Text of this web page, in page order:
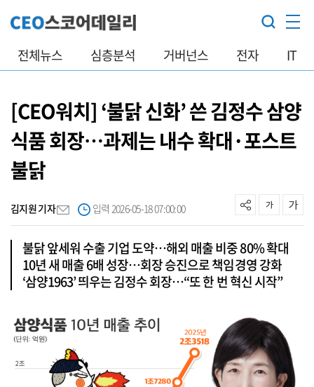
전체뉴스 심층분석 거버넌스 전자 IT
[CEO워치] ‘불닭 신화’ 쓴 김정수 삼양
식품 회장…과제는 내수 확대·포스트
불닭
김지원 기자 입력 2026-05-18 07:00:00
불닭 앞세워 수출 기업 도약…해외 매출 비중 80% 확대
10년 새 매출 6배 성장…회장 승진으로 책임경영 강화
‘삼양1963’ 띄우는 김정수 회장…“또 한 번 혁신 시작”